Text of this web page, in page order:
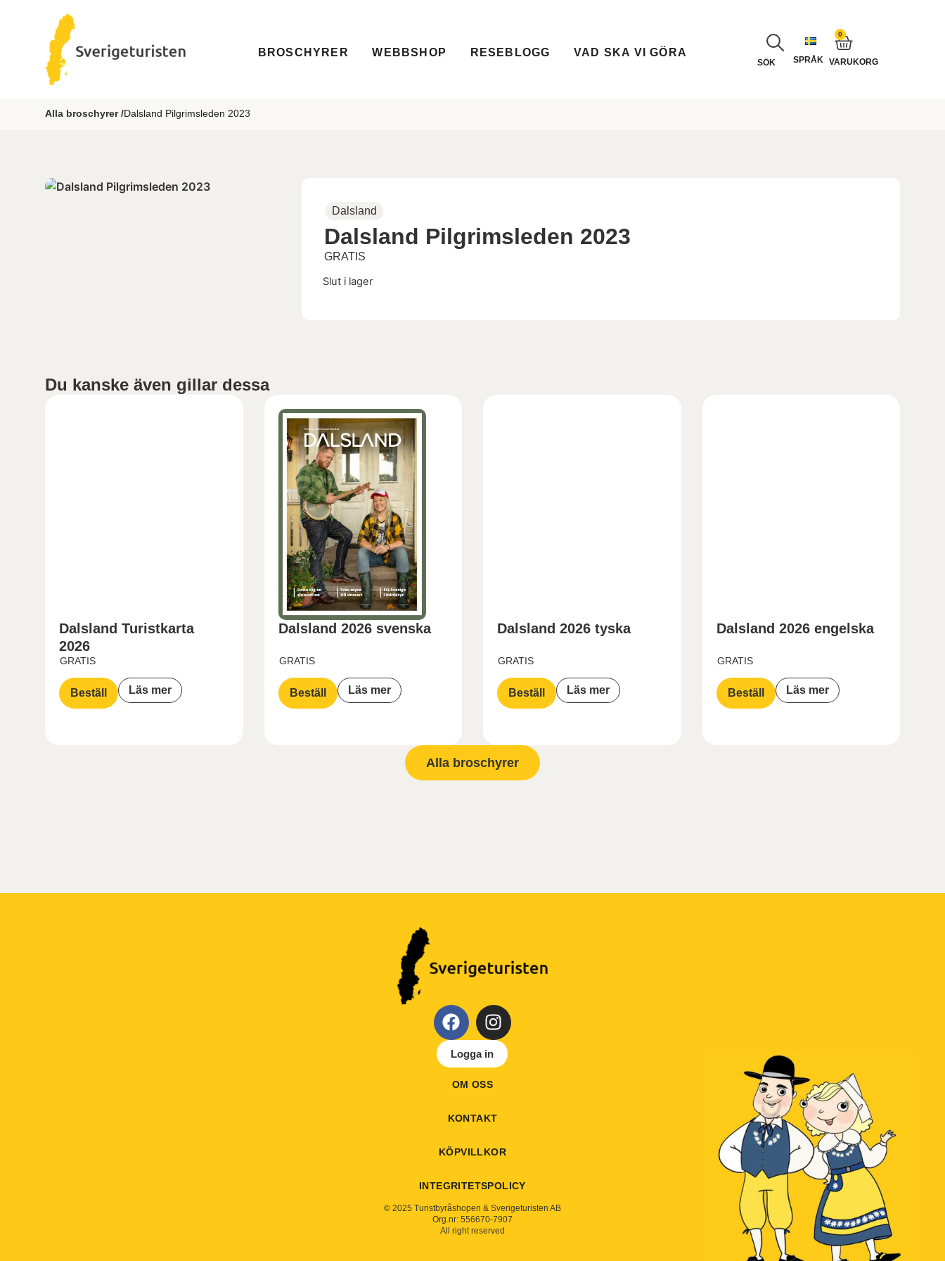
BROSCHYRER WEBBSHOP RESEBLOGG VAD SKA VI GÖRA
SÖK SPRÅK
0
VARUKORG
Alla broschyrer /Dalsland Pilgrimsleden 2023
Dalsland
Dalsland Pilgrimsleden 2023
GRATIS
Slut i lager
Du kanske även gillar dessa
Dalsland Turistkarta
2026
GRATIS
Beställ Läs mer
Dalsland 2026 svenska
GRATIS
Beställ Läs mer
Dalsland 2026 tyska
GRATIS
Beställ Läs mer
Dalsland 2026 engelska
GRATIS
Beställ Läs mer
Alla broschyrer
Logga in
OM OSS
KONTAKT
KÖPVILLKOR
INTEGRITETSPOLICY
© 2025 Turistbyråshopen & Sverigeturisten AB
Org.nr: 556670-7907
All right reserved